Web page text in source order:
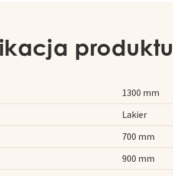
produktu
1300 mm
Lakier
700 mm
900 mm